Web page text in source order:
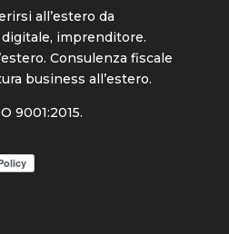
all’estero da
imprenditore.
Consulenza fiscale
business all’estero.
9001:2015.